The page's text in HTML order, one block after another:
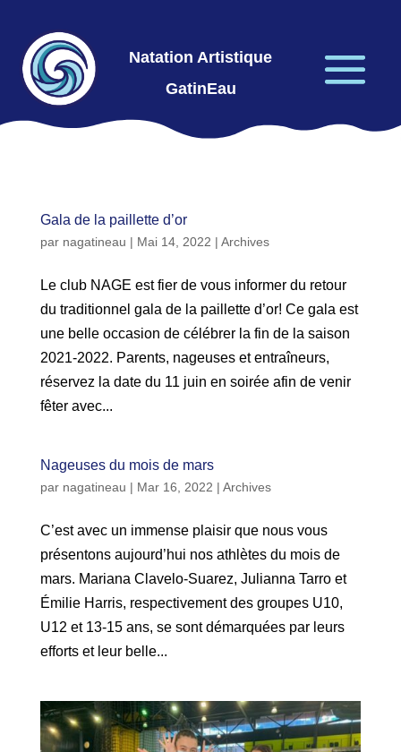
Natation Artistique
GatinEau
Gala de la paillette d’or
par nagatineau | Mai 14, 2022 | Archives
Le club NAGE est fier de vous informer du retour
du traditionnel gala de la paillette d’or! Ce gala est
une belle occasion de célébrer la fin de la saison
2021-2022. Parents, nageuses et entraîneurs,
réservez la date du 11 juin en soirée afin de venir
fêter avec...
Nageuses du mois de mars
par nagatineau | Mar 16, 2022 | Archives
C’est avec un immense plaisir que nous vous
présentons aujourd’hui nos athlètes du mois de
mars. Mariana Clavelo-Suarez, Julianna Tarro et
Émilie Harris, respectivement des groupes U10,
U12 et 13-15 ans, se sont démarquées par leurs
efforts et leur belle...